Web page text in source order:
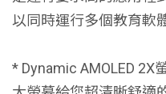
以同時運行多個教育軟
* Dynamic AMOLED 2X